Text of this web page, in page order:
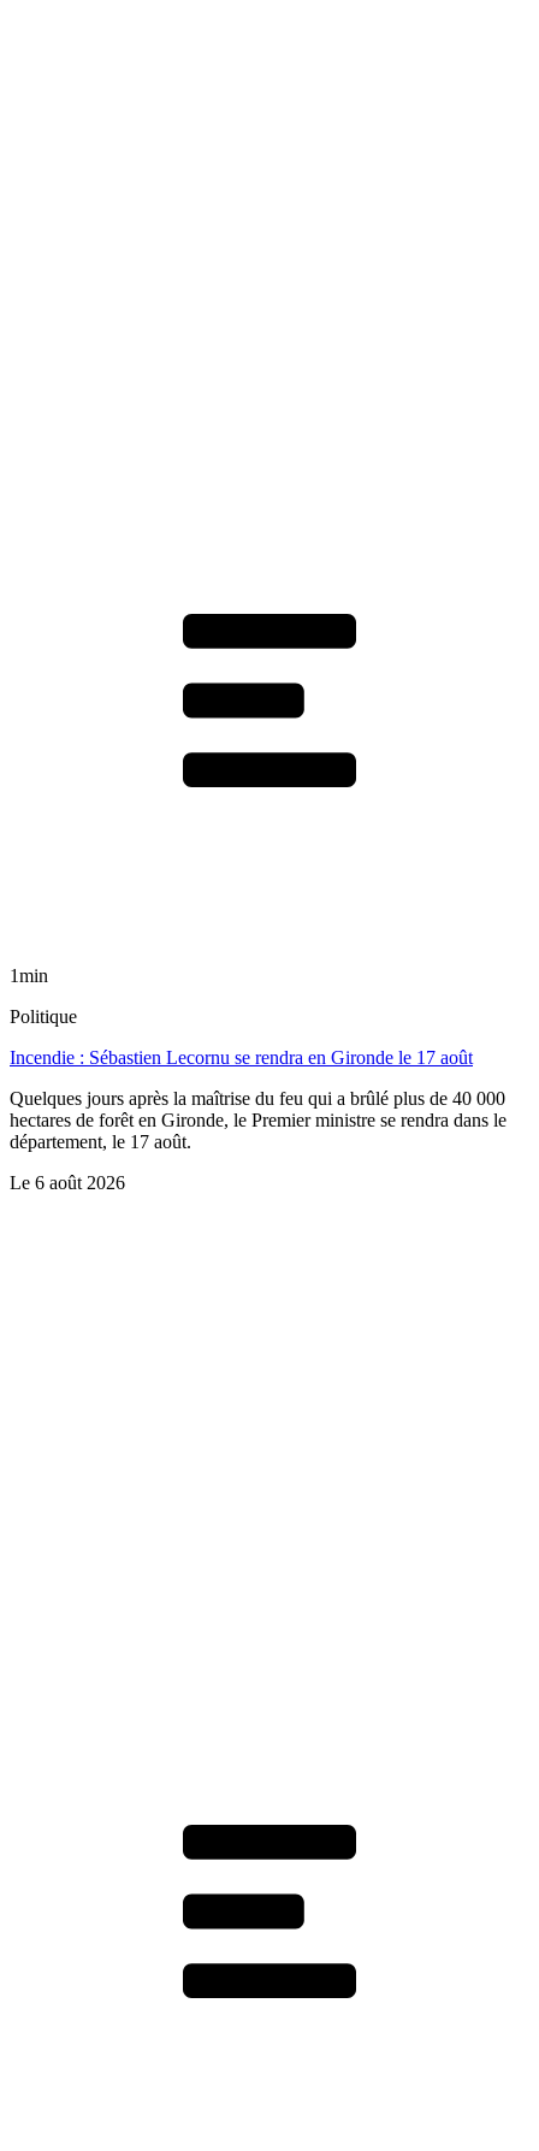
1min
Politique
Incendie : Sébastien Lecornu se rendra en Gironde le 17 août
Quelques jours après la maîtrise du feu qui a brûlé plus de 40 000
hectares de forêt en Gironde, le Premier ministre se rendra dans le
département, le 17 août.
Le 6 août 2026